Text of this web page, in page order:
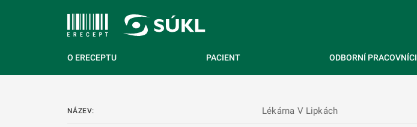
O ERECEPTU PACIENT ODBORNÍ PRACOVNÍCI
NÁZEV: Lékárna V Lipkách